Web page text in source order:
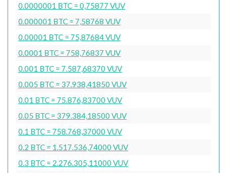
0.0000001 BTC = 0,75877 VUV
0.000001 BTC = 7,58768 VUV
0.00001 BTC = 75,87684 VUV
0.0001 BTC = 758,76837 VUV
0.001 BTC = 7.587,68370 VUV
0.005 BTC = 37.938,41850 VUV
0.01 BTC = 75.876,83700 VUV
0.05 BTC = 379.384,18500 VUV
0.1 BTC = 758.768,37000 VUV
0.2 BTC = 1.517.536,74000 VUV
0.3 BTC = 2.276.305,11000 VUV